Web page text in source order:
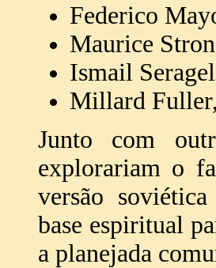
Federico
Maurice
Ismail
Millard
Junto com
explorariam o
versão
base espiritual
a planejada